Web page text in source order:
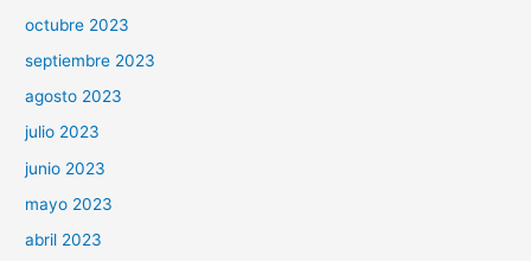
octubre 2023
septiembre 2023
agosto 2023
julio 2023
junio 2023
mayo 2023
abril 2023